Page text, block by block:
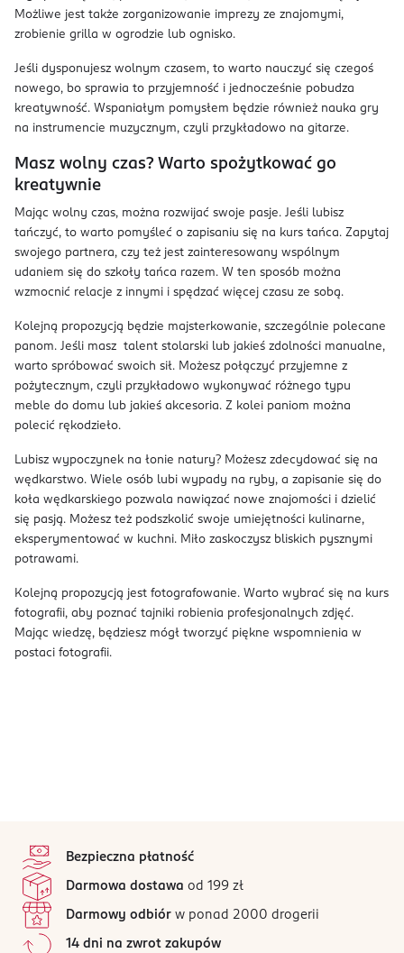
Możliwe jest także zorganizowanie imprezy ze znajomymi,
zrobienie grilla w ogrodzie lub ognisko.
Jeśli dysponujesz wolnym czasem, to warto nauczyć się czegoś
nowego, bo sprawia to przyjemność i jednocześnie pobudza
kreatywność. Wspaniałym pomysłem będzie również nauka gry
na instrumencie muzycznym, czyli przykładowo na gitarze.
Masz wolny czas? Warto spożytkować go
kreatywnie
Mając wolny czas, można rozwijać swoje pasje. Jeśli lubisz
tańczyć, to warto pomyśleć o zapisaniu się na kurs tańca. Zapytaj
swojego partnera, czy też jest zainteresowany wspólnym
udaniem się do szkoły tańca razem. W ten sposób można
wzmocnić relacje z innymi i spędzać więcej czasu ze sobą.
Kolejną propozycją będzie majsterkowanie, szczególnie polecane
panom. Jeśli masz talent stolarski lub jakieś zdolności manualne,
warto spróbować swoich sił. Możesz połączyć przyjemne z
pożytecznym, czyli przykładowo wykonywać różnego typu
meble do domu lub jakieś akcesoria. Z kolei paniom można
polecić rękodzieło.
Lubisz wypoczynek na łonie natury? Możesz zdecydować się na
wędkarstwo. Wiele osób lubi wypady na ryby, a zapisanie się do
koła wędkarskiego pozwala nawiązać nowe znajomości i dzielić
się pasją. Możesz też podszkolić swoje umiejętności kulinarne,
eksperymentować w kuchni. Miło zaskoczysz bliskich pysznymi
potrawami.
Kolejną propozycją jest fotografowanie. Warto wybrać się na kurs
fotografii, aby poznać tajniki robienia profesjonalnych zdjęć.
Mając wiedzę, będziesz mógł tworzyć piękne wspomnienia w
postaci fotografii.
Bezpieczna płatność
Darmowa dostawa od 199 zł
Darmowy odbiór w ponad 2000 drogerii
14 dni na zwrot zakupów